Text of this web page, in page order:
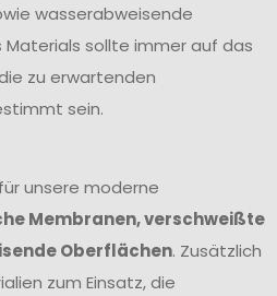
wasserabweisende
Materials sollte immer auf das
zu erwartenden
sein.
unsere moderne
Membranen, verschweißte
Oberflächen. Zusätzlich
zum Einsatz, die